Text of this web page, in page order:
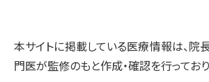
本サイトに掲載している医療情報は、院
門医が監修のもと作成・確認を行っており